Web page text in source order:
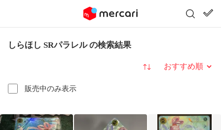
しらほし SRパラレル の検索結果
販売中のみ表示
並び替え